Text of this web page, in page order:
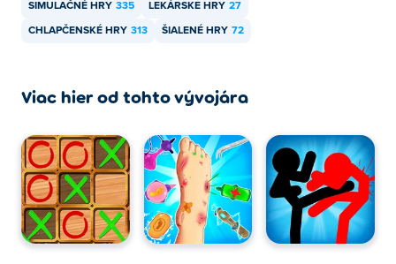
SIMULAČNÉ HRY 335 LEKÁRSKE HRY 27
CHLAPČENSKÉ HRY 313 ŠIALENÉ HRY 72
Viac hier od tohto vývojára